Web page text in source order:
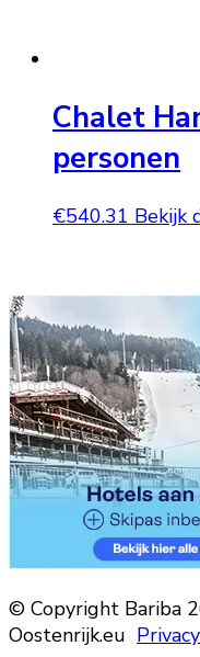
Chalet
personen
€540.31 Bekijk
© Copyright Bariba
Oostenrijk.eu